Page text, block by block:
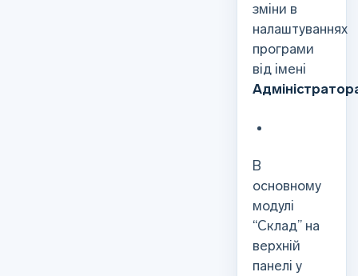
зміни в
налаштуваннях
програми
від імені
В
основному
модулі
“Склад” на
верхній
панелі у